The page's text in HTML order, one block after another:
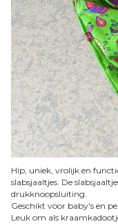
Hip, uniek, vrolijk en
slabsjaaltjes. De
drukknoopsluiting.
Geschikt voor baby's en
Leuk om als